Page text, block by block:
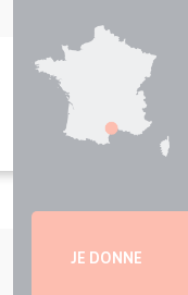
latéraleJE DONNE